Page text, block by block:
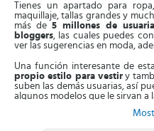
Tienes un apartado para
maquillaje, tallas grandes y
más de 5 millones de
bloggers, las cuales puedes
ver las sugerencias en moda,
Una función interesante de
propio estilo para vestiry
suben las demás usuarias, así
algunos modelos que le sirvan a
Esta herramienta también te